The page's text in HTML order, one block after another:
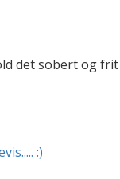
det sobert og frit
:)